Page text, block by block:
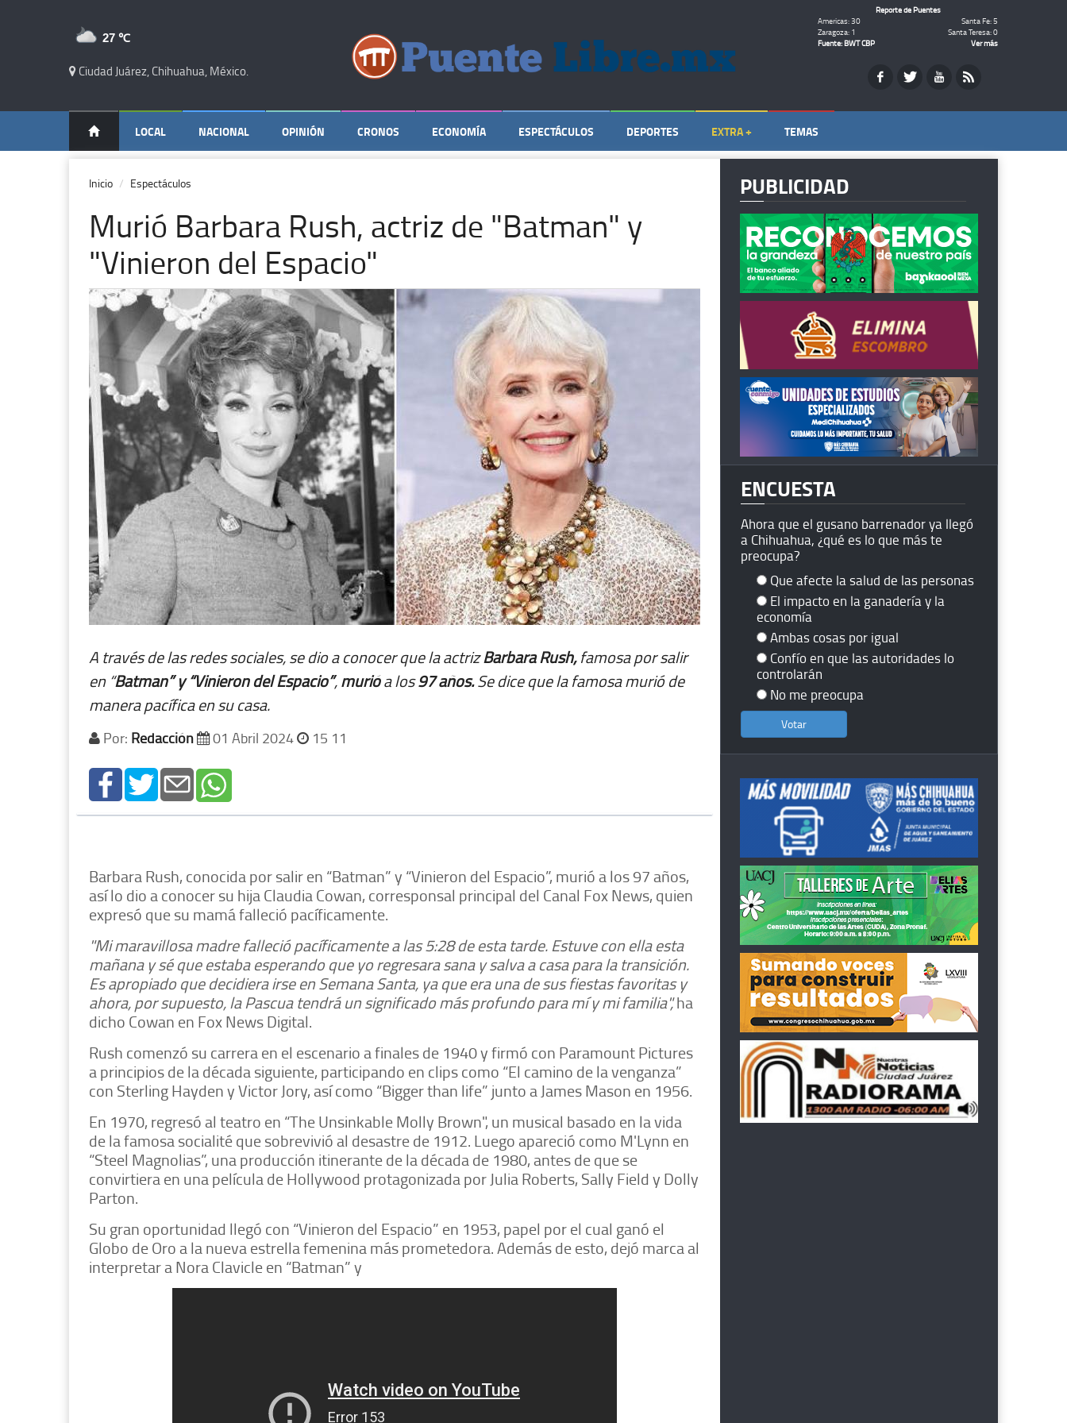
27 ℃
Ciudad Juárez, Chihuahua, México.
Reporte de Puentes
Americas: 30
Santa Fe: 5
Zaragoza: 1
Santa Teresa: 0
Fuente: BWT CBP
Ver más
LOCAL NACIONAL OPINIÓN CRONOS ECONOMÍA ESPECTÁCULOS DEPORTES EXTRA + TEMAS
Inicio Espectáculos
Murió Barbara Rush, actriz de "Batman" y
"Vinieron del Espacio"
A través de las redes sociales, se dio a conocer que la actrizBarbara Rush,famosa por salir
en “Batman” y “Vinieron del Espacio”,murióa los97 años.Se dice que la famosa murió de
manera pacífica en su casa.
Por: Redacción 01 Abril 2024 15 11
Barbara Rush, conocida por salir en “Batman” y “Vinieron del Espacio”, murió a los 97 años,
así lo dio a conocer su hija Claudia Cowan, corresponsal principal del Canal Fox News, quien
expresó que su mamá falleció pacíficamente.
"Mi maravillosa madre falleció pacíficamente a las 5:28 de esta tarde. Estuve con ella esta
mañana y sé que estaba esperando que yo regresara sana y salva a casa para la transición.
Es apropiado que decidiera irse en Semana Santa, ya que era una de sus fiestas favoritas y
ahora, por supuesto, la Pascua tendrá un significado más profundo para mí y mi familia",ha
dicho Cowan en Fox News Digital.
Rush comenzó su carrera en el escenario a finales de 1940 y firmó con Paramount Pictures
a principios de la década siguiente, participando en clips como “El camino de la venganza”
con Sterling Hayden y Victor Jory, así como “Bigger than life” junto a James Mason en 1956.
En 1970, regresó al teatro en “The Unsinkable Molly Brown", un musical basado en la vida
de la famosa socialité que sobrevivió al desastre de 1912. Luego apareció como M'Lynn en
“Steel Magnolias”, una producción itinerante de la década de 1980, antes de que se
convirtiera en una película de Hollywood protagonizada por Julia Roberts, Sally Field y Dolly
Parton.
Su gran oportunidad llegó con “Vinieron del Espacio” en 1953, papel por el cual ganó el
Globo de Oro a la nueva estrella femenina más prometedora. Además de esto, dejó marca al
interpretar a Nora Clavicle en “Batman” y
PUBLICIDAD
ENCUESTA
Ahora que el gusano barrenador ya llegó
a Chihuahua, ¿qué es lo que más te
preocupa?
Que afecte la salud de las personas
El impacto en la ganadería y la
economía
Ambas cosas por igual
Confío en que las autoridades lo
controlarán
No me preocupa